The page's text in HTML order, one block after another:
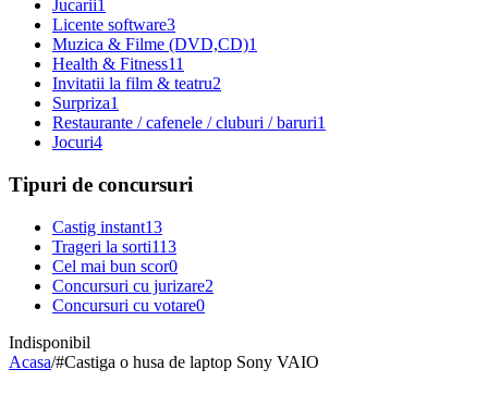
Jucarii1
Licente software3
Muzica & Filme (DVD,CD)1
Health & Fitness11
Invitatii la film & teatru2
Surpriza1
Restaurante / cafenele / cluburi / baruri1
Jocuri4
Tipuri de concursuri
Castig instant13
Trageri la sorti113
Cel mai bun scor0
Concursuri cu jurizare2
Concursuri cu votare0
Indisponibil
Acasa/#Castiga o husa de laptop Sony VAIO